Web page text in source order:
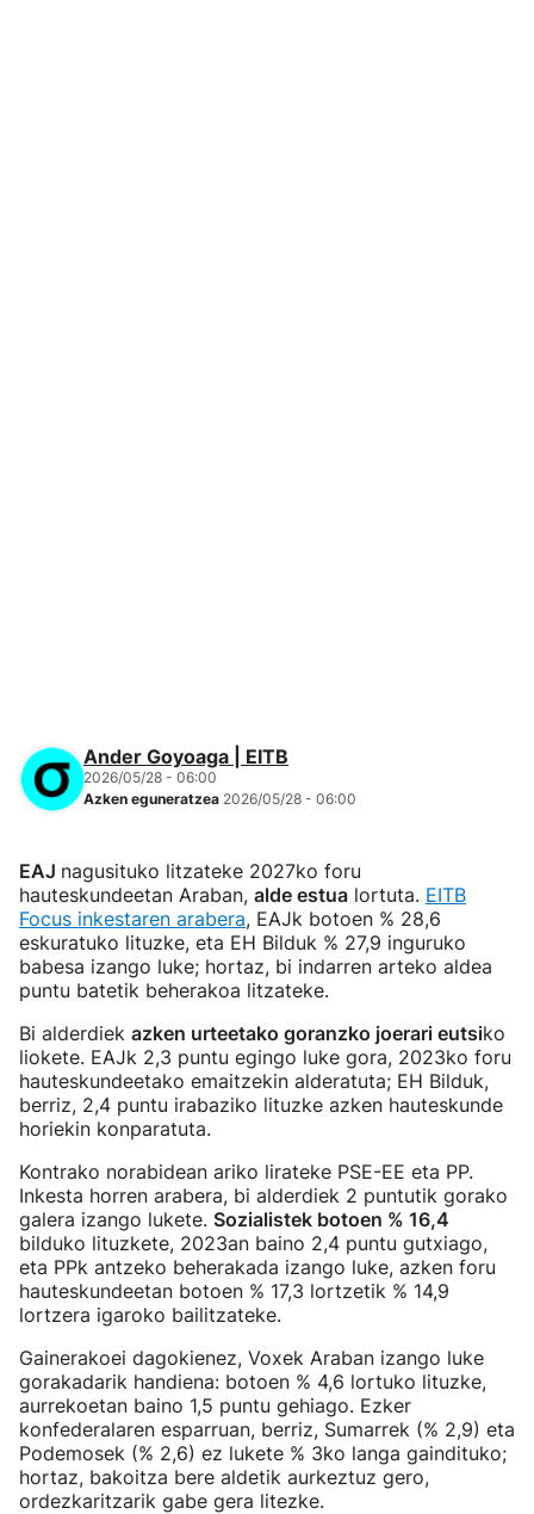
Ander Goyoaga | EITB
2026/05/28 - 06:00
Azken eguneratzea 2026/05/28 - 06:00
EAJ nagusituko litzateke 2027ko foru
hauteskundeetan Araban, alde estua lortuta. EITB
Focus inkestaren arabera, EAJk botoen % 28,6
eskuratuko lituzke, eta EH Bilduk % 27,9 inguruko
babesa izango luke; hortaz, bi indarren arteko aldea
puntu batetik beherakoa litzateke.
Bi alderdiek azken urteetako goranzko joerari eutsiko
liokete. EAJk 2,3 puntu egingo luke gora, 2023ko foru
hauteskundeetako emaitzekin alderatuta; EH Bilduk,
berriz, 2,4 puntu irabaziko lituzke azken hauteskunde
horiekin konparatuta.
Kontrako norabidean ariko lirateke PSE-EE eta PP.
Inkesta horren arabera, bi alderdiek 2 puntutik gorako
galera izango lukete. Sozialistek botoen % 16,4
bilduko lituzkete, 2023an baino 2,4 puntu gutxiago,
eta PPk antzeko beherakada izango luke, azken foru
hauteskundeetan botoen % 17,3 lortzetik % 14,9
lortzera igaroko bailitzateke.
Gainerakoei dagokienez, Voxek Araban izango luke
gorakadarik handiena: botoen % 4,6 lortuko lituzke,
aurrekoetan baino 1,5 puntu gehiago. Ezker
konfederalaren esparruan, berriz, Sumarrek (% 2,9) eta
Podemosek (% 2,6) ez lukete % 3ko langa gaindituko;
hortaz, bakoitza bere aldetik aurkeztuz gero,
ordezkaritzarik gabe gera litezke.